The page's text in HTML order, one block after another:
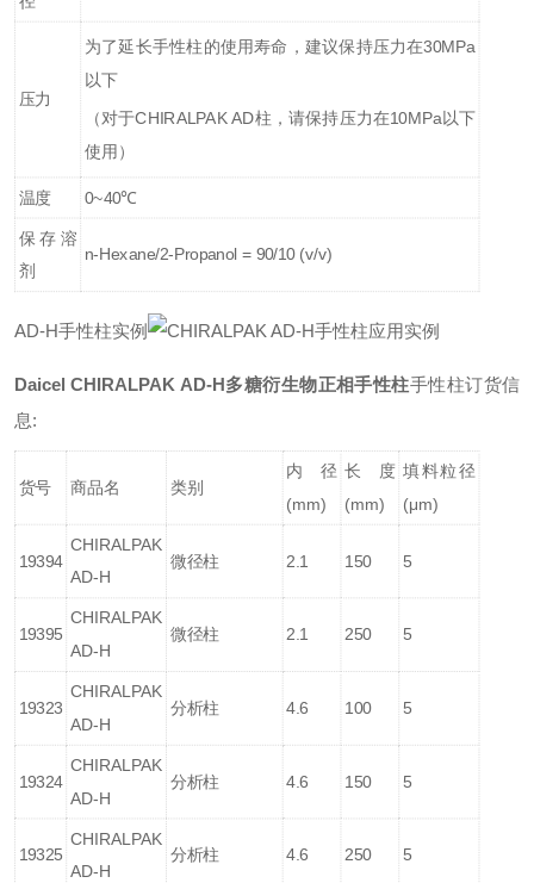
压力
为了延长手性柱的使用寿命，建议保持压力在30MPa
以下
（对于CHIRALPAK AD柱，请保持压力在10MPa以下
使用）
温度 0~40℃
保存溶
剂
n-Hexane/2-Propanol = 90/10 (v/v)
AD-H手性柱实例
DaicelCHIRALPAK AD-H多糖衍生物正相手性柱手性柱订货信
息:
货号 商品名 类别
内径
(mm)
长度
(mm)
填料粒径
(μm)
19394
CHIRALPAK
AD-H
微径柱 2.1 150 5
19395
CHIRALPAK
AD-H
微径柱 2.1 250 5
19323
CHIRALPAK
AD-H
分析柱 4.6 100 5
19324
CHIRALPAK
AD-H
分析柱 4.6 150 5
19325
CHIRALPAK
AD-H
分析柱 4.6 250 5